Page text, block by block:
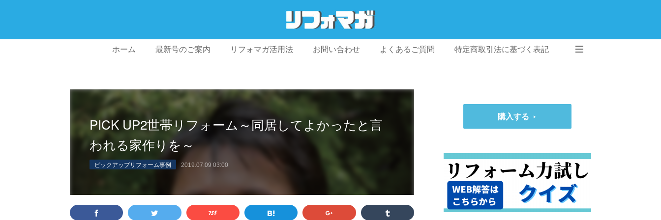
ホーム 最新号のご案内 リフォマガ活用法 お問い合わせ よくあるご質問 特定商取引法に基づく表記
PICK UP2世帯リフォーム～同居してよかったと言
われる家作りを～
ピックアップリフォーム事例 2019.07.09 03:00
購入する